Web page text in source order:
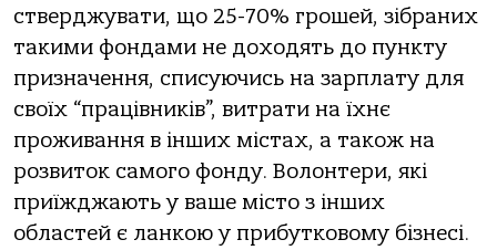
стверджувати, що 25-70% грошей, зібраних
такими фондами не доходять до пункту
призначення, списуючись на зарплату для
своїх “працівників”, витрати на їхнє
проживання в інших містах, а також на
розвиток самого фонду. Волонтери, які
приїжджають у ваше місто з інших
областей є ланкою у прибутковому бізнесі.